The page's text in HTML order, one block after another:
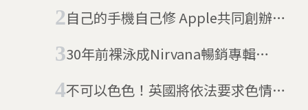
自己的手機自己修 Apple共同創辦人
30年前裸泳成Nirvana暢銷專輯
遭「性剝削」
不可以色色！英國將依法要求色情網